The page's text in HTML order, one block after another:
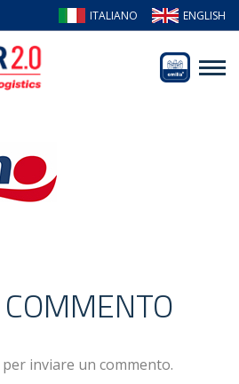
ITALIANO ENGLISH
per inviare un commento.